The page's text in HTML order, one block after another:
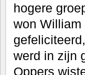
hogere
won
werd in zijn
Oppers